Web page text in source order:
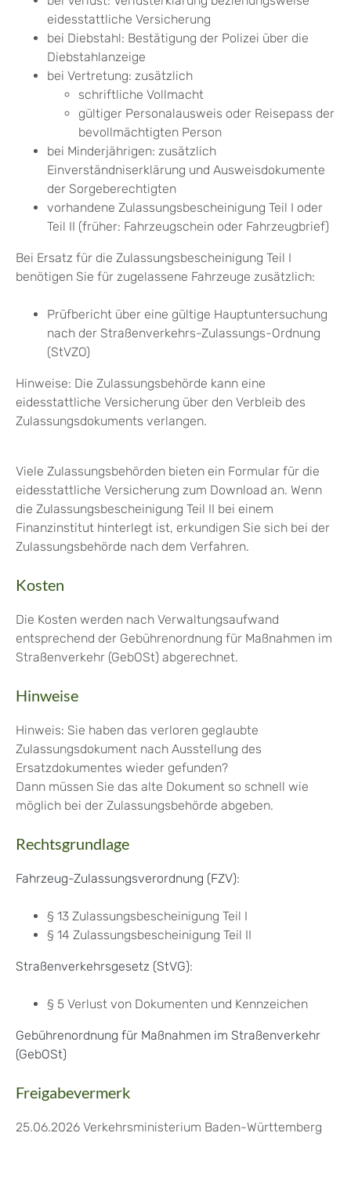
eidesstattliche Versicherung
bei Diebstahl: Bestätigung der Polizei über die
Diebstahlanzeige
bei Vertretung: zusätzlich
schriftliche Vollmacht
gültiger Personalausweis oder Reisepass der
bevollmächtigten Person
bei Minderjährigen: zusätzlich
Einverständniserklärung und Ausweisdokumente
der Sorgeberechtigten
vorhandene Zulassungsbescheinigung Teil I oder
Teil II (früher: Fahrzeugschein oder Fahrzeugbrief)
Bei Ersatz für die Zulassungsbescheinigung Teil I
benötigen Sie für zugelassene Fahrzeuge zusätzlich:
Prüfbericht über eine gültige Hauptuntersuchung
nach der Straßenverkehrs-Zulassungs-Ordnung
(StVZO)
Hinweise: Die Zulassungsbehörde kann eine
eidesstattliche Versicherung über den Verbleib des
Zulassungsdokuments verlangen.
Viele Zulassungsbehörden bieten ein Formular für die
eidesstattliche Versicherung zum Download an. Wenn
die Zulassungsbescheinigung Teil II bei einem
Finanzinstitut hinterlegt ist, erkundigen Sie sich bei der
Zulassungsbehörde nach dem Verfahren.
Kosten
Die Kosten werden nach Verwaltungsaufwand
entsprechend der Gebührenordnung für Maßnahmen im
Straßenverkehr (GebOSt) abgerechnet.
Hinweise
Hinweis: Sie haben das verloren geglaubte
Zulassungsdokument nach Ausstellung des
Ersatzdokumentes wieder gefunden?
Dann müssen Sie das alte Dokument so schnell wie
möglich bei der Zulassungsbehörde abgeben.
Rechtsgrundlage
Fahrzeug-Zulassungsverordnung (FZV):
§ 13 Zulassungsbescheinigung Teil I
§ 14 Zulassungsbescheinigung Teil II
Straßenverkehrsgesetz (StVG):
§ 5 Verlust von Dokumenten und Kennzeichen
Gebührenordnung für Maßnahmen im Straßenverkehr
(GebOSt)
Freigabevermerk
25.06.2026 Verkehrsministerium Baden-Württemberg